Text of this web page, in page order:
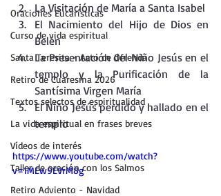
Oraciones Eucarísticas
Curso de vida espiritual
Santa Teresita - Acto de Ofrenda
Retiro de Cuaresma 2026
Textos selectos de espiritualidad
La vida espiritual en frases breves
Vídeos de interés
Taller de oración con los Salmos
Retiro Adviento - Navidad
La Visitación de María a Santa Isabel
El Nacimiento del Hijo de Dios en
Belén
La Presentación del Niño Jesús en el
templo y la Purificación de la
Santísima Virgen María
El Niño Jesús perdido y hallado en el
templo
https://www.youtube.com/watch?
v=1MEw9EVrM8g